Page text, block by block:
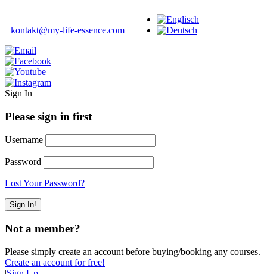
kontakt@my-life-essence.com
Sign In
Please sign in first
Username
Password
Lost Your Password?
Not a member?
Please simply create an account before buying/booking any courses.
Create an account for free!